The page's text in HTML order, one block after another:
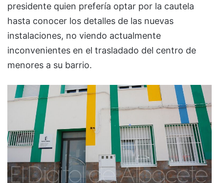
presidente quien prefería optar por la cautela
hasta conocer los detalles de las nuevas
instalaciones, no viendo actualmente
inconvenientes en el trasladado del centro de
menores a su barrio.